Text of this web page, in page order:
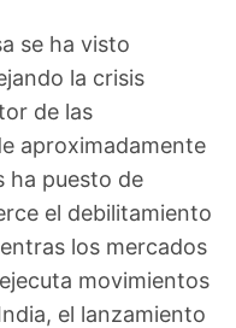
se ha visto
la crisis
de las
aproximadamente
ha puesto de
el debilitamiento
los mercados
movimientos
el lanzamiento